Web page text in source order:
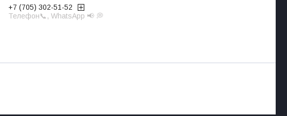
+7 (705) 302-51-52
Телефон📞, WhatsApp 📢 💭